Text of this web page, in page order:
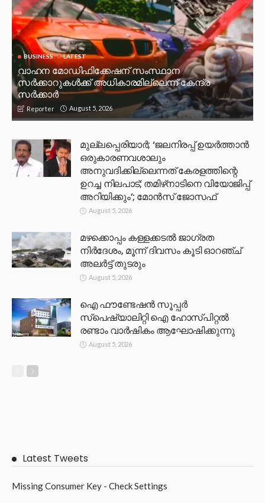
BUSINESS LATEST
വാഹന മോഡിഫിക്കേഷന് സംസ്ഥാന
സർക്കാറുകൾക്ക് അധികാരമില്ലെന്ന് കേന്ദ്ര
സർക്കാർ
Reporter August 5, 2026
മുല്ലപ്പെരിയാര്‍; ‘ജലനിരപ്പ് ഉയര്‍ത്താന്‍
ഒരുകാരണവശാലും
അനുവദിക്കില്ലെന്നത് കേരളത്തിന്റെ
ഉറച്ച നിലപാട്; തമിഴ്‌നാടിനെ വിയോജിപ്പ്
അറിയിക്കും’; മോന്‍സ് ജോസഫ്
August 5, 2026
മഴക്കൊപ്പം കള്ളക്കടൽ ജാഗ്രത
നിർദേശം, മൂന്ന് ദിവസം കൂടി ഓറഞ്ച്
അലർട്ട് തുടരും
August 5, 2026
ഐ ഫൗണ്ടേഷൻ സൂപ്പർ
സ്പെഷ്യാലിറ്റി ഐ ഹോസ്പിറ്റൽ
രണ്ടാം വാർഷികം ആഘോഷിക്കുന്നു
August 5, 2026
Latest Tweets
Missing Consumer Key - Check Settings